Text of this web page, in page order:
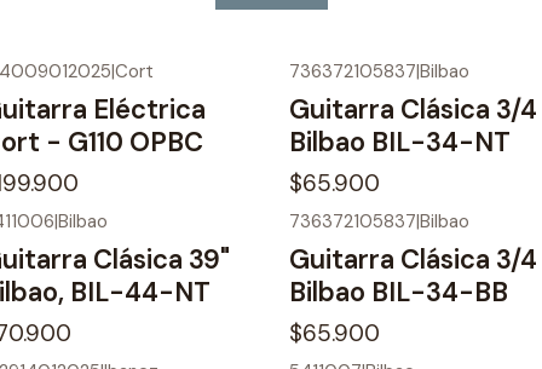
|Cort
Eléctrica
- G110 OPBC
736372105837|Bilbao
Guitarra Clásica 3/
Bilbao BIL-34-NT
$65.900
|Bilbao
Clásica 39"
BIL-44-NT
736372105837|Bilbao
Guitarra Clásica 3/
Bilbao BIL-34-BB
$65.900